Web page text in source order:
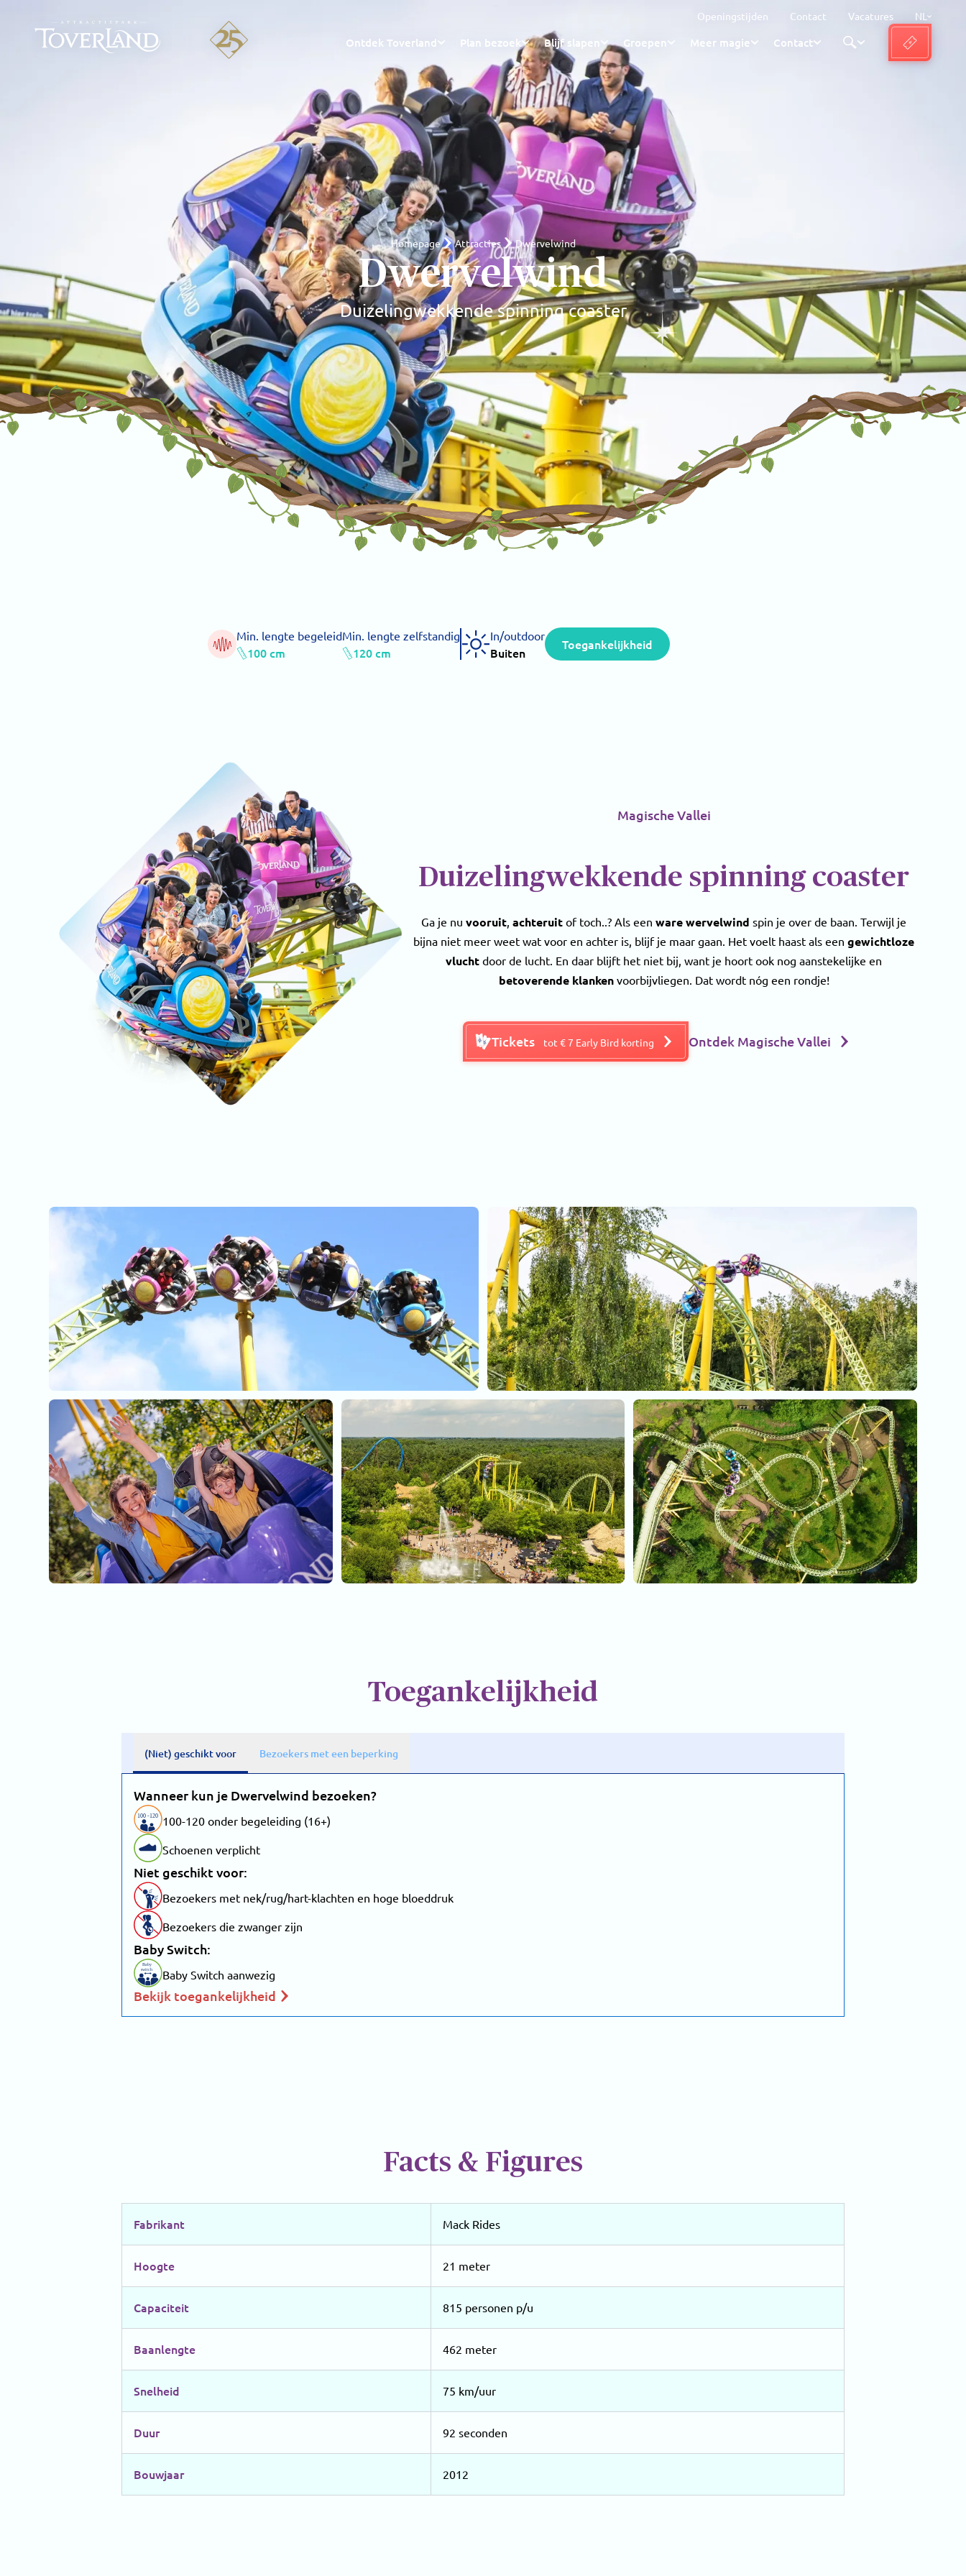
Openingstijden Contact Vacatures NL
Ontdek Toverland Plan bezoek Blijf slapen Groepen Meer magie Contact
Homepage Attracties Dwervelwind
Dwervelwind
Duizelingwekkende spinning coaster
Min. lengte begeleid
100 cm
Min. lengte zelfstandig
120 cm
In/outdoor
Buiten
Toegankelijkheid
Magische Vallei
Duizelingwekkende spinning coaster
Ga je nuvooruit,achteruit of toch..? Als eenware wervelwind spin je over de baan. Terwijl je
bijna niet meer weet wat voor en achter is, blijf je maar gaan. Het voelt haast als eengewichtloze
vlucht door de lucht. En daar blijft het niet bij, want je hoort ook nog aanstekelijke en
betoverende klankenvoorbijvliegen. Dat wordt nóg een rondje!
Tickets tot € 7 Early Bird korting Ontdek Magische Vallei
Toegankelijkheid
(Niet) geschikt voor Bezoekers met een beperking
Wanneer kun je Dwervelwind bezoeken?
100 -120
100-120 onder begeleiding (16+)
Schoenen verplicht
Niet geschikt voor:
Bezoekers met nek/rug/hart-klachten en hoge bloeddruk
Bezoekers die zwanger zijn
Baby Switch:
Baby
switch Baby Switch aanwezig
Bekijk toegankelijkheid
Facts & Figures
Fabrikant Mack Rides
Hoogte 21 meter
Capaciteit 815 personen p/u
Baanlengte 462 meter
Snelheid 75 km/uur
Duur 92 seconden
Bouwjaar 2012